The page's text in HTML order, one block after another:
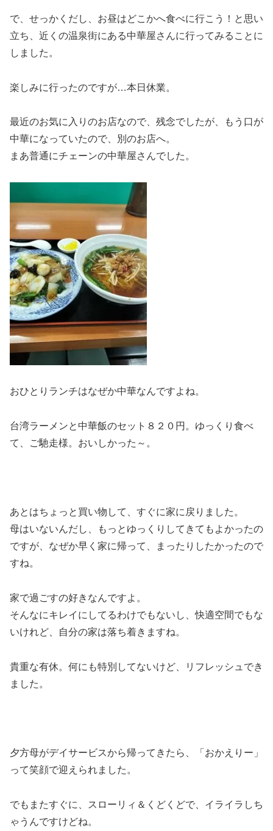
で、せっかくだし、お昼はどこかへ食べに行こう！と思い
立ち、近くの温泉街にある中華屋さんに行ってみることに
しました。
楽しみに行ったのですが…本日休業。
最近のお気に入りのお店なので、残念でしたが、もう口が
中華になっていたので、別のお店へ。
まあ普通にチェーンの中華屋さんでした。
おひとりランチはなぜか中華なんですよね。
台湾ラーメンと中華飯のセット８２０円。ゆっくり食べ
て、ご馳走様。おいしかった～。
あとはちょっと買い物して、すぐに家に戻りました。
母はいないんだし、もっとゆっくりしてきてもよかったの
ですが、なぜか早く家に帰って、まったりしたかったので
すね。
家で過ごすの好きなんですよ。
そんなにキレイにしてるわけでもないし、快適空間でもな
いけれど、自分の家は落ち着きますね。
貴重な有休。何にも特別してないけど、リフレッシュでき
ました。
夕方母がデイサービスから帰ってきたら、「おかえりー」
って笑顔で迎えられました。
でもまたすぐに、スローリィ＆くどくどで、イライラしち
ゃうんですけどね。